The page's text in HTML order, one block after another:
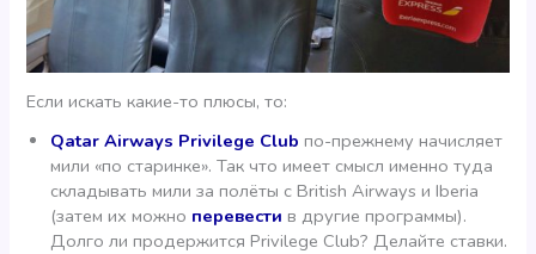
Если искать какие-то плюсы, то:
Qatar Airways Privilege Club по-прежнему начисляет
мили «по старинке». Так что имеет смысл именно туда
складывать мили за полёты с British Airways и Iberia
(затем их можно перевести в другие программы).
Долго ли продержится Privilege Club? Делайте ставки.